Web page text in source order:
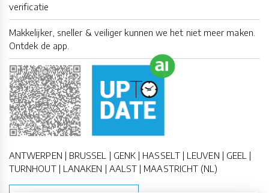
verificatie
Makkelijker, sneller & veiliger kunnen we het niet meer maken.
Ontdek de app.
ANTWERPEN | BRUSSEL | GENK | HASSELT | LEUVEN | GEEL |
TURNHOUT | LANAKEN | AALST | MAASTRICHT (NL)